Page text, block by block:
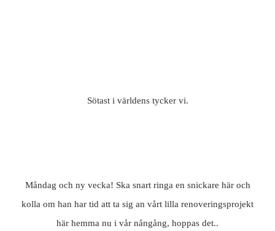
Sötast i världens tycker vi.
Måndag och ny vecka! Ska snart ringa en snickare här och
kolla om han har tid att ta sig an vårt lilla renoveringsprojekt
här hemma nu i vår nångång, hoppas det..